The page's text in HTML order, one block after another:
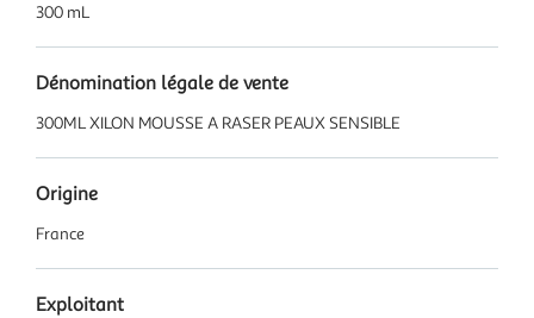
300 mL
Dénomination légale de vente
300ML XILON MOUSSE A RASER PEAUX SENSIBLE
Origine
France
Exploitant